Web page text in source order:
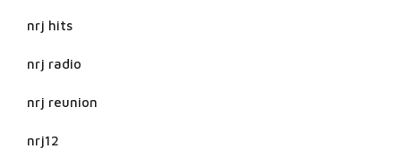
nrj hits
nrj radio
nrj reunion
nrj12